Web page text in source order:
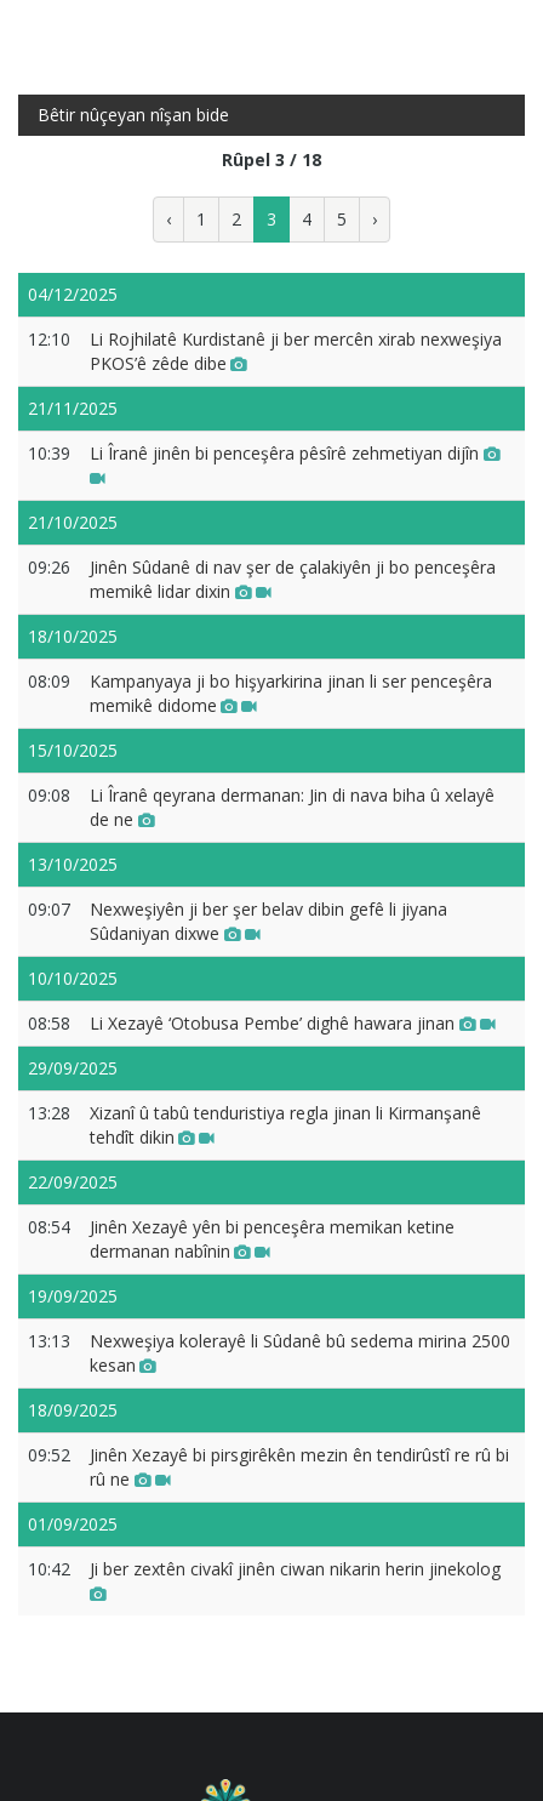
Bêtir nûçeyan nîşan bide
Rûpel 3 / 18
‹ 1 2 3 4 5 ›
04/12/2025
12:10
Li Rojhilatê Kurdistanê ji ber mercên xirab nexweşiya
PKOS’ê zêde dibe
21/11/2025
10:39
Li Îranê jinên bi penceşêra pêsîrê zehmetiyan dijîn
21/10/2025
09:26
Jinên Sûdanê di nav şer de çalakiyên ji bo penceşêra
memikê lidar dixin
18/10/2025
08:09
Kampanyaya ji bo hişyarkirina jinan li ser penceşêra
memikê didome
15/10/2025
09:08
Li Îranê qeyrana dermanan: Jin di nava biha û xelayê
de ne
13/10/2025
09:07
Nexweşiyên ji ber şer belav dibin gefê li jiyana
Sûdaniyan dixwe
10/10/2025
08:58
Li Xezayê ‘Otobusa Pembe’ dighê hawara jinan
29/09/2025
13:28
Xizanî û tabû tenduristiya regla jinan li Kirmanşanê
tehdît dikin
22/09/2025
08:54
Jinên Xezayê yên bi penceşêra memikan ketine
dermanan nabînin
19/09/2025
13:13
Nexweşiya kolerayê li Sûdanê bû sedema mirina 2500
kesan
18/09/2025
09:52
Jinên Xezayê bi pirsgirêkên mezin ên tendirûstî re rû bi
rû ne
01/09/2025
10:42
Ji ber zextên civakî jinên ciwan nikarin herin jinekolog